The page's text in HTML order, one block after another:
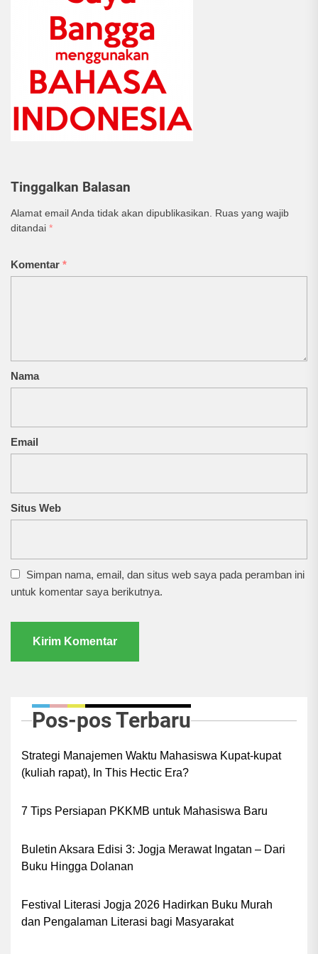
Tinggalkan Balasan
Alamat email Anda tidak akan dipublikasikan.
Ruas yang wajib
ditandai *
Komentar *
Nama
Email
Situs Web
Simpan nama, email, dan situs web saya pada peramban ini
untuk komentar saya berikutnya.
Pos-pos Terbaru
Strategi Manajemen Waktu Mahasiswa Kupat-kupat
(kuliah rapat), In This Hectic Era?
7 Tips Persiapan PKKMB untuk Mahasiswa Baru
Buletin Aksara Edisi 3: Jogja Merawat Ingatan – Dari
Buku Hingga Dolanan
Festival Literasi Jogja 2026 Hadirkan Buku Murah
dan Pengalaman Literasi bagi Masyarakat